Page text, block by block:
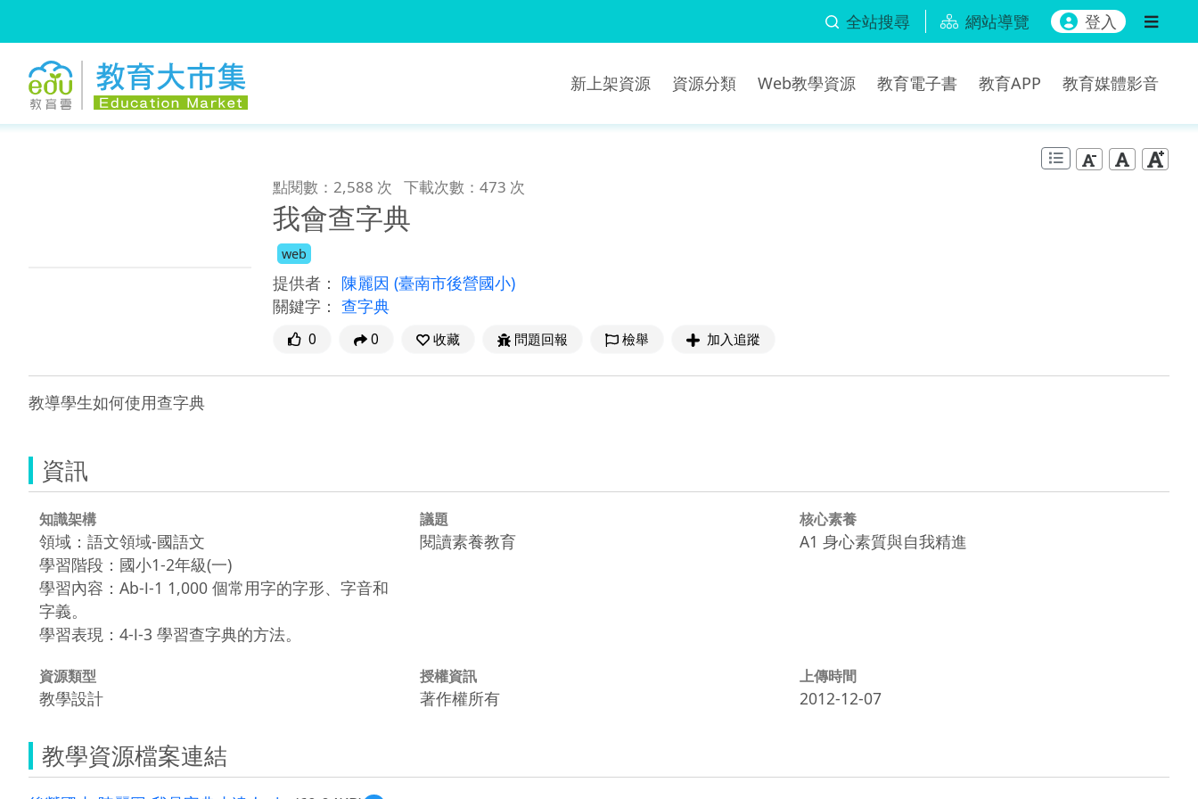
全站搜尋 網站導覽 登入
新上架資源 資源分類 Web教學資源 教育電子書 教育APP 教育媒體影音
點閱數：2,588 次 下載次數：473 次
我會查字典
web
提供者： 陳麗因 (臺南市後營國小)
關鍵字： 查字典
0 0 收藏 問題回報 檢舉 加入追蹤
教導學生如何使用查字典
資訊
知識架構
領域：語文領域-國語文
學習階段：國小1-2年級(一)
學習內容：Ab-Ⅰ-1 1,000 個常用字的字形、字音和
字義。
學習表現：4-Ⅰ-3 學習查字典的方法。
議題
閱讀素養教育
核心素養
A1 身心素質與自我精進
資源類型
教學設計
授權資訊
著作權所有
上傳時間
2012-12-07
教學資源檔案連結